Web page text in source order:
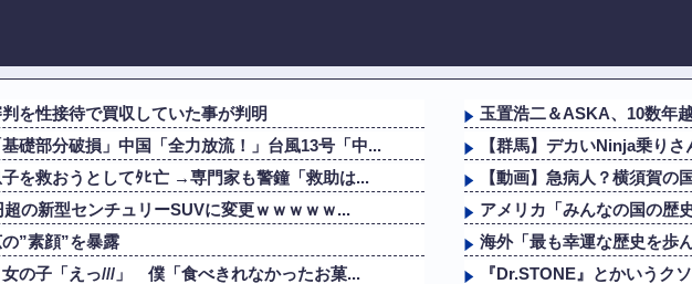
を性接待で買収していた事が判明
礎部分破損」中国「全力放流！」台風13号「中...
子を救おうとしてﾀﾋ亡 →専門家も警鐘「救助は...
の新型センチュリーSUVに変更ｗｗｗｗｗ...
”素顔”を暴露
の子「えっ///」 僕「食べきれなかったお菓...
玉置浩二＆ASKA、10数年
【群馬】デカいNinja乗り
【動画】急病人？横須賀の
アメリカ「みんなの国の歴
海外「最も幸運な歴史を歩
『Dr.STONE』とかいうク